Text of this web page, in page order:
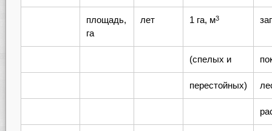
площадь,
га
лет 1 га, м3
(спелых и
перестойных)